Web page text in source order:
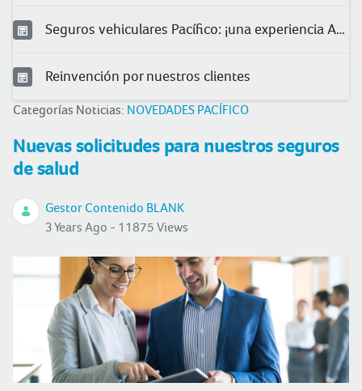
Seguros vehiculares Pacífico: ¡una experiencia Asu!
Reinvención por nuestros clientes
Categorías Noticias: NOVEDADES PACÍFICO
Nuevas solicitudes para nuestros seguros
de salud
Gestor Contenido BLANK
3 Years Ago - 11875 Views